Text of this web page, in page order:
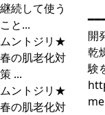
継続して使う
こと...
ムントジリ★
春の肌老化対
策 ...
ムントジリ★
春の肌老化対
開
乾
験